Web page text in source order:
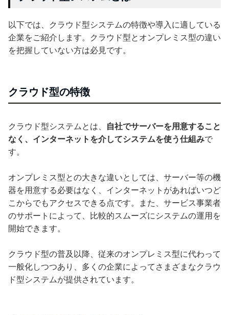
以下では、クラウド型システムの特徴や導入に適している
企業をご紹介します。クラウド型とオンプレミス型の違い
を把握していない方は必見です。
クラウド型の特徴
クラウド型システムとは、
自社でサーバーを用意すること
なく、インターネットを介してシステムを使う仕組みで
す。
オンプレミス型との大きな違いとしては、サーバー等の機
器を用意する必要はなく、インターネットがあればいつど
こからでもアクセスできる点です。また、サービス事業者
のサポートによって、比較的スムーズにシステムの運用を
開始できます。
クラウド型の普及以降、従来のオンプレミス型に代わって
一般化しつつあり、多くの企業によってさまざまなクラウ
ド型システムが提供されています。